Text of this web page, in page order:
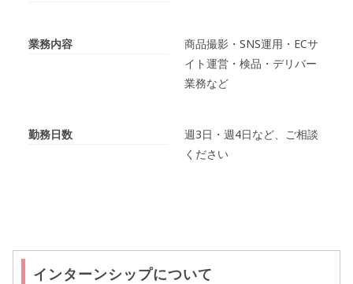
業務内容
商品撮影・SNS運用・ECサ
イト運営・検品・デリバー
業務など
勤務日数
週3日・週4日など、ご相談
ください
インターンシップについて